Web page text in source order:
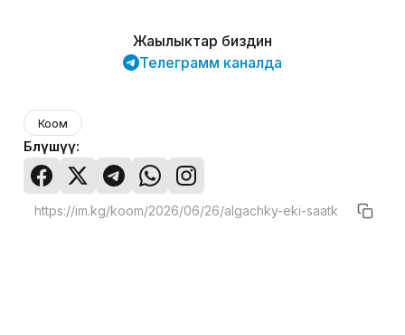
Жаңылыктар биздин
Телеграмм каналда
Коом
Бөлүшүү: